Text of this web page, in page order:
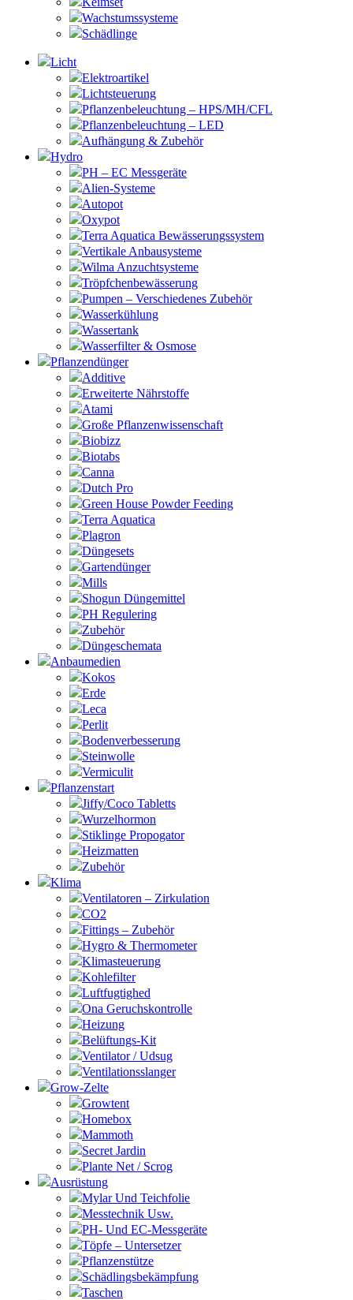
Wachstumssysteme
Schädlinge
Licht
Elektroartikel
Lichtsteuerung
Pflanzenbeleuchtung – HPS/MH/CFL
Pflanzenbeleuchtung – LED
Aufhängung & Zubehör
Hydro
PH – EC Messgeräte
Alien-Systeme
Autopot
Oxypot
Terra Aquatica Bewässerungssystem
Vertikale Anbausysteme
Wilma Anzuchtsysteme
Tröpfchenbewässerung
Pumpen – Verschiedenes Zubehör
Wasserkühlung
Wassertank
Wasserfilter & Osmose
Pflanzendünger
Additive
Erweiterte Nährstoffe
Atami
Große Pflanzenwissenschaft
Biobizz
Biotabs
Canna
Dutch Pro
Green House Powder Feeding
Terra Aquatica
Plagron
Düngesets
Gartendünger
Mills
Shogun Düngemittel
PH Regulering
Zubehör
Düngeschemata
Anbaumedien
Kokos
Erde
Leca
Perlit
Bodenverbesserung
Steinwolle
Vermiculit
Pflanzenstart
Jiffy/Coco Tabletts
Wurzelhormon
Stiklinge Propogator
Heizmatten
Zubehör
Klima
Ventilatoren – Zirkulation
CO2
Fittings – Zubehör
Hygro & Thermometer
Klimasteuerung
Kohlefilter
Luftfugtighed
Ona Geruchskontrolle
Heizung
Belüftungs-Kit
Ventilator / Udsug
Ventilationsslanger
Grow-Zelte
Growtent
Homebox
Mammoth
Secret Jardin
Plante Net / Scrog
Ausrüstung
Mylar Und Teichfolie
Messtechnik Usw.
PH- Und EC-Messgeräte
Töpfe – Untersetzer
Pflanzenstütze
Schädlingsbekämpfung
Taschen